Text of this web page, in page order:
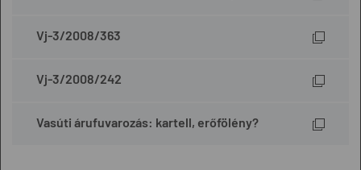
Vj-3/2008/363
Vj-3/2008/242
Vasúti árufuvarozás: kartell, erőfölény?